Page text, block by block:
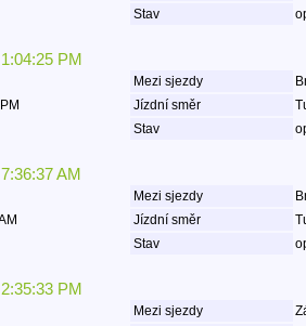
Stav
PM
Mezi sjezdy
Jízdní směr
Stav
AM
Mezi sjezdy
Jízdní směr
Stav
PM
Mezi sjezdy